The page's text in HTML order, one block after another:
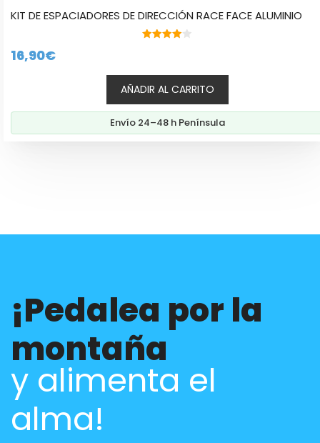
KIT DE ESPACIADORES DE DIRECCIÓN RACE FACE ALUMINIO
16,90€
AÑADIR AL CARRITO
Envío 24–48 h Península
¡Pedalea por la
montaña
y alimenta el
alma!